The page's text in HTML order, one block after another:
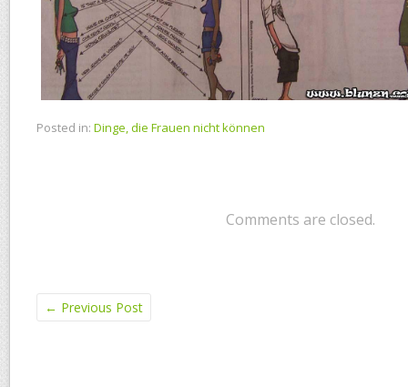
Posted in: Dinge, die Frauen nicht können
Comments are closed.
← Previous Post